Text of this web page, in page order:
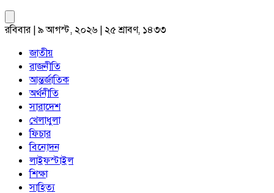
রবিবার | ৯ আগস্ট, ২০২৬ | ২৫ শ্রাবণ, ১৪৩৩
জাতীয়
রাজনীতি
আন্তর্জাতিক
অর্থনীতি
সারাদেশ
খেলাধুলা
ফিচার
বিনোদন
লাইফস্টাইল
শিক্ষা
সাহিত্য